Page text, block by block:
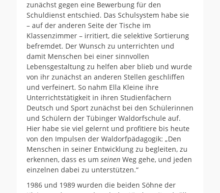
zunächst gegen eine Bewerbung für den
Schuldienst entschied. Das Schulsystem habe sie
– auf der anderen Seite der Tische im
Klassenzimmer – irritiert, die selektive Sortierung
befremdet. Der Wunsch zu unterrichten und
damit Menschen bei einer sinnvollen
Lebensgestaltung zu helfen aber blieb und wurde
von ihr zunächst an anderen Stellen geschliffen
und verfeinert. So nahm Ella Kleine ihre
Unterrichtstätigkeit in ihren Studienfächern
Deutsch und Sport zunächst bei den Schülerinnen
und Schülern der Tübinger Waldorfschule auf.
Hier habe sie viel gelernt und profitiere bis heute
von den Impulsen der Waldorfpädagogik: „Den
Menschen in seiner Entwicklung zu begleiten, zu
erkennen, dass es um seinen Weg gehe, und jeden
einzelnen dabei zu unterstützen.“
1986 und 1989 wurden die beiden Söhne der